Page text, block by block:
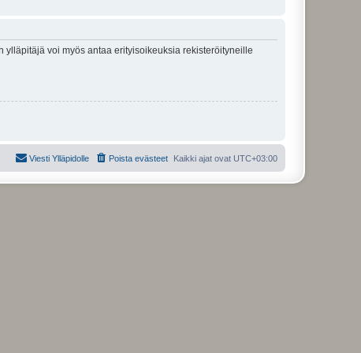
voi myös antaa erityisoikeuksia rekisteröityneille
Kaikki ajat ovat UTC+03:00
Poista evästeet
Viesti Ylläpidolle